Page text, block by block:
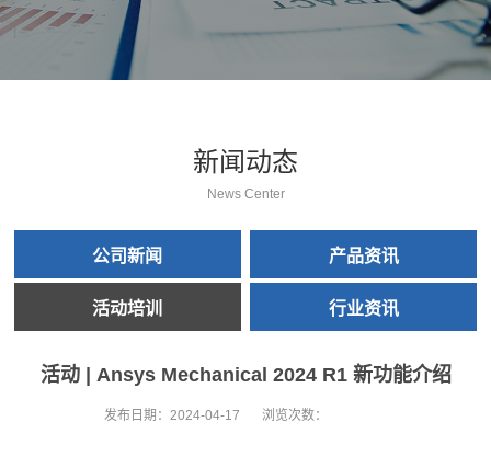
新闻动态
News Center
公司新闻 产品资讯
活动培训 行业资讯
活动 | Ansys Mechanical 2024 R1 新功能介绍
发布日期： 2024-04-17 浏览次数：